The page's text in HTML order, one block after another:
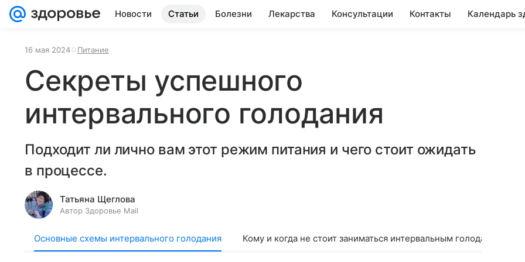
Новости Статьи Болезни Лекарства Консультации Контакты Календарь
16 мая 2024 Питание
Секреты успешного
интервального голодания
Подходит ли лично вам этот режим питания и чего стоит ожидать
в процессе.
Татьяна Щеглова
Автор Здоровье Mail
Основные схемы интервального голодания Кому и когда не стоит заниматься интервальным голоданием